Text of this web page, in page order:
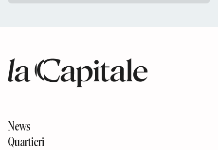
News
Quartieri